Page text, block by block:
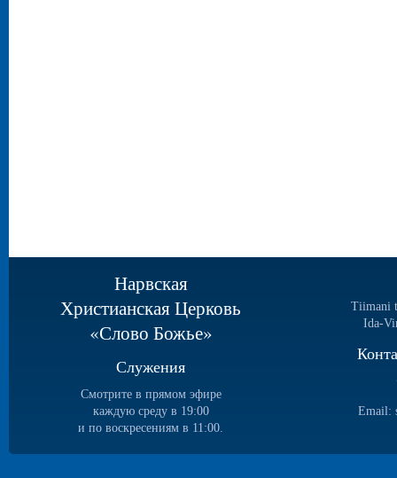
Нарвская
Христианская Церковь
«Слово Божье»
Служения
Смотрите в прямом эфире
каждую среду в 19:00
и по воскресениям в 11:00.
Tiimani
Ida-
Email: